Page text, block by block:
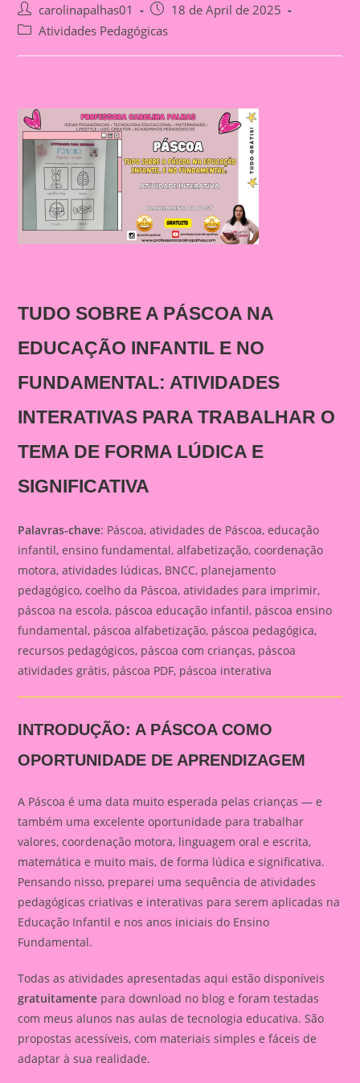
Post
author:
carolinapalhas01
Post
published:
18 de April de 2025
PostAtividades Pedagógicas
TUDO SOBRE A PÁSCOA NA
EDUCAÇÃO INFANTIL E NO
FUNDAMENTAL: ATIVIDADES
INTERATIVAS PARA TRABALHAR O
TEMA DE FORMA LÚDICA E
SIGNIFICATIVA
Palavras-chave: Páscoa, atividades de Páscoa, educação
infantil, ensino fundamental, alfabetização, coordenação
motora, atividades lúdicas, BNCC, planejamento
pedagógico, coelho da Páscoa, atividades para imprimir,
páscoa na escola, páscoa educação infantil, páscoa ensino
fundamental, páscoa alfabetização, páscoa pedagógica,
recursos pedagógicos, páscoa com crianças, páscoa
atividades grátis, páscoa PDF, páscoa interativa
INTRODUÇÃO: A PÁSCOA COMO
OPORTUNIDADE DE APRENDIZAGEM
A Páscoa é uma data muito esperada pelas crianças — e
também uma excelente oportunidade para trabalhar
valores, coordenação motora, linguagem oral e escrita,
matemática e muito mais, de forma lúdica e significativa.
Pensando nisso, preparei uma sequência de atividades
pedagógicas criativas e interativas para serem aplicadas na
Educação Infantil e nos anos iniciais do Ensino
Fundamental.
Todas as atividades apresentadas aqui estão disponíveis
gratuitamente para download no blog e foram testadas
com meus alunos nas aulas de tecnologia educativa. São
propostas acessíveis, com materiais simples e fáceis de
adaptar à sua realidade.